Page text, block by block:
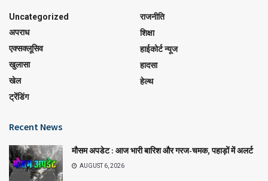
Uncategorized
अपराध
एक्सक्लूसिव
खुलासा
खेल
ट्रेंडिंग
राजनीति
शिक्षा
हाईकोर्ट न्यूज
हादसा
हेल्थ
Recent News
मौसम अपडेट : आज भारी बारिश और गरज-चमक, पहाड़ों में अलर्ट
AUGUST 6, 2026